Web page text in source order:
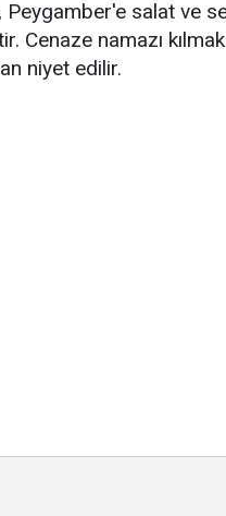
Peygamber'e salat ve
Cenaze namazı
niyet edilir.